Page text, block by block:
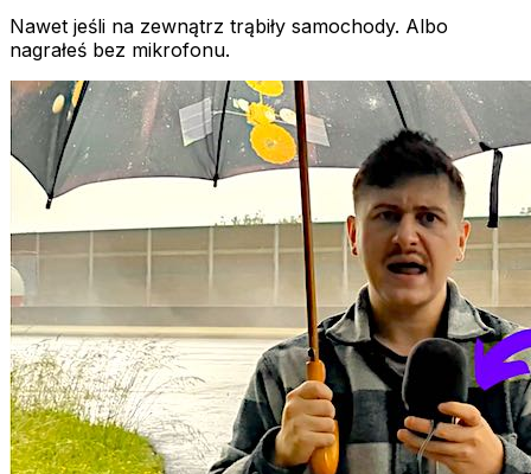
Nawet jeśli na zewnątrz trąbiły samochody. Albo
nagrałeś bez mikrofonu.